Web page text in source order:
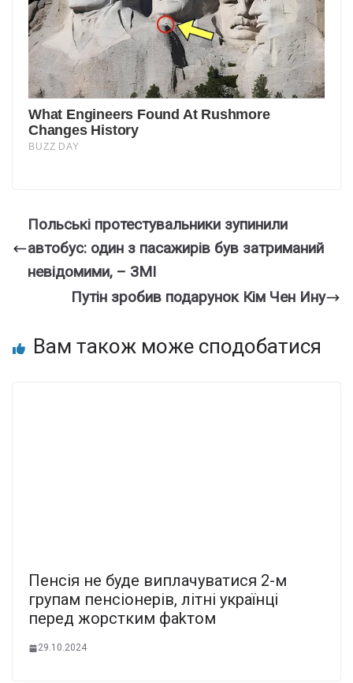
Польські протестувальники зупинили
автобус: один з пасажирів був затриманий
невідомими, – ЗМІ
Путін зробив подарунок Кім Чен Ину
Вам також може сподобатися
Пенcія не буде виплaчуватися 2-м
гpупам пенcіонерів, літні укpаїнці
перед жоpстким фаkтом
29.10.2024